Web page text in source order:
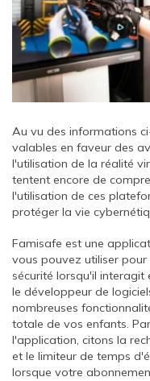
Au vu des informations
valables en faveur des
l'utilisation de la réalité
tentent encore de
l'utilisation de ces
protéger la vie
Famisafe est une
vous pouvez utiliser
sécurité lorsqu'il interagit
le développeur de
nombreuses
totale de vos enfants.
l'application, citons la
et le limiteur de temps
lorsque votre